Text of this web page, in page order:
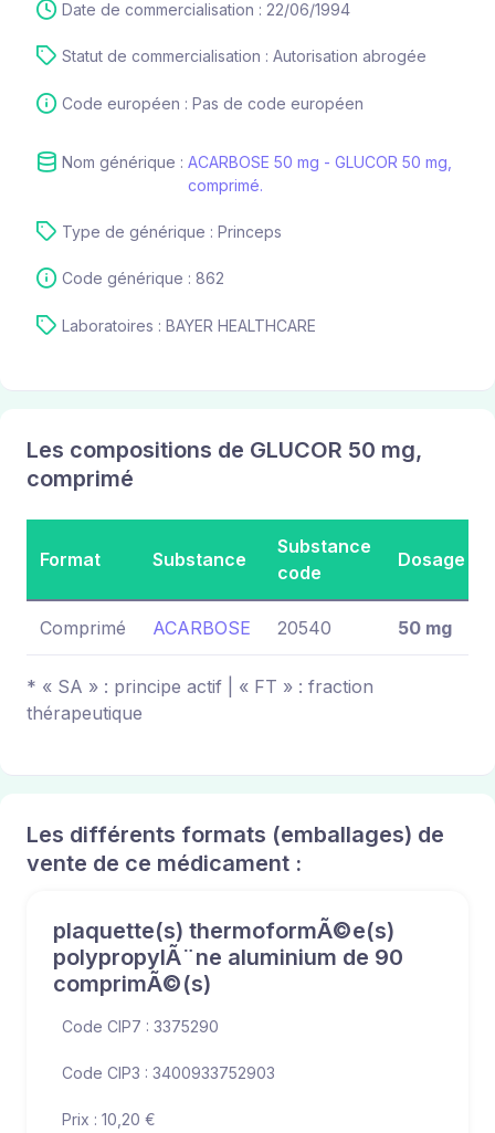
Date de commercialisation : 22/06/1994
Statut de commercialisation : Autorisation abrogée
Code européen : Pas de code européen
Nom générique : ACARBOSE 50 mg - GLUCOR 50 mg,
comprimé.
Type de générique : Princeps
Code générique : 862
Laboratoires : BAYER HEALTHCARE
Les compositions de GLUCOR 50 mg,
comprimé
Format Substance
Substance
code
Dosage
Comprimé ACARBOSE 20540 50 mg
* « SA » : principe actif | « FT » : fraction
thérapeutique
Les différents formats (emballages) de
vente de ce médicament :
plaquette(s) thermoformÃ©e(s)
polypropylÃ¨ne aluminium de 90
comprimÃ©(s)
Code CIP7 : 3375290
Code CIP3 : 3400933752903
Prix : 10,20 €